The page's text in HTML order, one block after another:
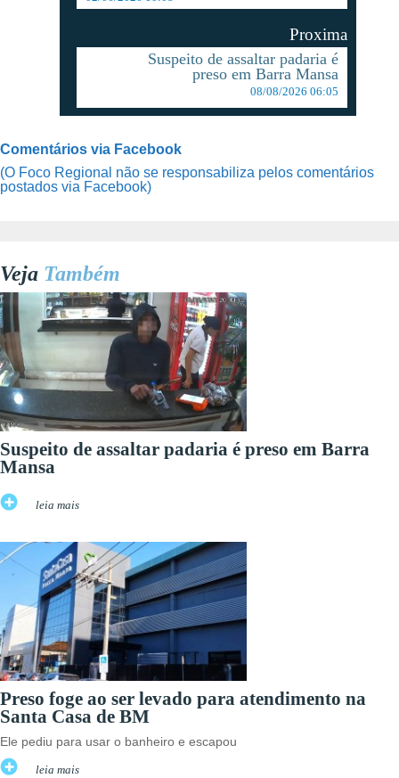
Proxima
Suspeito de assaltar padaria é
preso em Barra Mansa
08/08/2026 06:05
Comentários via Facebook
(O Foco Regional não se responsabiliza pelos comentários
postados via Facebook)
Veja Também
Suspeito de assaltar padaria é preso em Barra
Mansa
leia mais
Preso foge ao ser levado para atendimento na
Santa Casa de BM
Ele pediu para usar o banheiro e escapou
leia mais